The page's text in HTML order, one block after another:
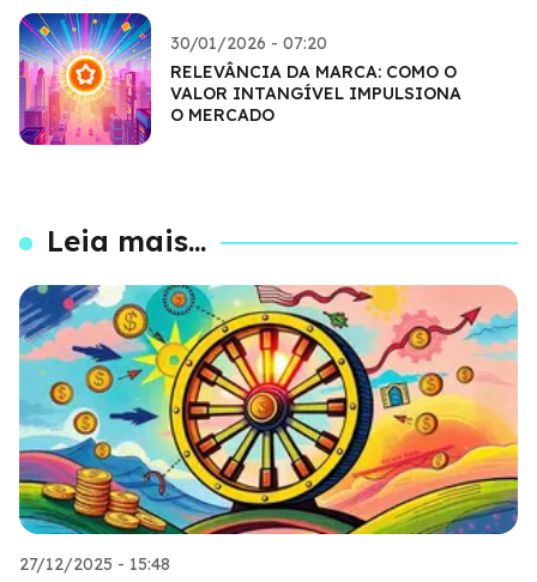
30/01/2026 - 07:20
RELEVÂNCIA DA MARCA: COMO O
VALOR INTANGÍVEL IMPULSIONA
O MERCADO
Leia mais...
27/12/2025 - 15:48